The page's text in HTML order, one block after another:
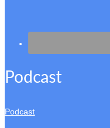
Podcast
Podcast